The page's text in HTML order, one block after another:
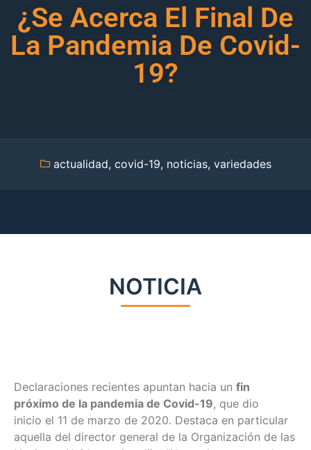
¿Se Acerca El Final De
La Pandemia De Covid-
19?
actualidad, covid-19, noticias, variedades
NOTICIA
Declaraciones recientes apuntan hacia un fin
próximo de la pandemia de Covid-19, que dio
inicio el 11 de marzo de 2020. Destaca en particular
aquella del director general de la Organización de las